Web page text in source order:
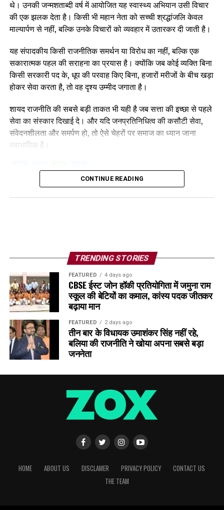
थे। उनकी जन्मशताब्दी वर्ष में आयोजित यह स्वास्थ्य अभियान उसी विचार
की एक झलक देता है। किसी भी महान नेता को सच्ची श्रद्धांजलि केवल
माल्यार्पण से नहीं, बल्कि उनके विचारों को व्यवहार में उतारकर दी जाती है।
यह संपादकीय किसी राजनीतिक समर्थन या विरोध का नहीं, बल्कि एक
सकारात्मक पहल की सराहना का प्रयास है। क्योंकि जब कोई व्यक्ति बिना
किसी सरकारी पद के, धूप की परवाह किए बिना, हजारों मरीजों के बीच खड़ा
होकर सेवा करता है, तो वह दृश्य उम्मीद जगाता है।
शायद राजनीति की सबसे बड़ी ताकत भी यही है जब सत्ता की इच्छा से पहले
सेवा का संस्कार दिखाई दे। और यदि जनप्रतिनिधित्व की कसौटी सेवा,
संवेदनशीलता और समर्पण हो, तो ऐसे चेहरों पर समाज का ध्यान जाना
स्वाभाविक है।
Facebook
Twitter
WhatsApp
Share
CONTINUE READING
TRENDING STORIES
FEATURED 4 days ago
CBSE ईस्ट जोन हॉकी प्रतियोगिता में जमुना राम
स्कूल की बेटियों का कमाल, कांस्य पदक जीतकर
बढ़ाया मान
FEATURED 2 days ago
तीन बार के विधायक उमाशंकर सिंह नहीं रहे,
बलिया की राजनीति ने खोया अपना सबसे बड़ा
जननेता
HOME ABOUT US DISCLAMER PRIVACY POLICY
CONTACT US
THE TEAM